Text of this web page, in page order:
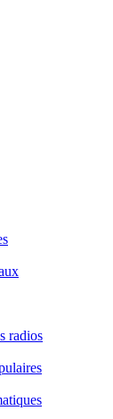
radios